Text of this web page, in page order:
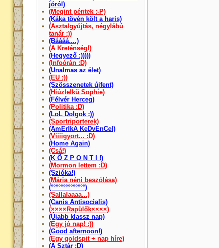
jóról)
(Megint péntek :-P)
(Káka tövén költ a haris)
(Asztalgyújtás, négylábú
tanár :))
(Báááá....)
(A Kreténség!)
(Hegyező :)))))
(Infoórán :D)
(Unalmas az élet)
(EU :))
(Szösszenetek újfent)
(Hiúzlelkű Sophie)
(Félvér Herceg)
(Politika :D)
(LoL Dolgok :))
(Sportriporterek)
(AmErIkA KeDvEnCeI)
(Viiiigyort... :D)
(Home Again)
(Csá!)
(K Ö Z P O N T I !)
(Mormon lettem :D)
(Szióka!)
(Mária néni beszólása)
(°°°°°°°°°°°°°°)
(Sallalaaaa...)
(Canis Antisocialis)
(××××Rapülők××××)
(Újabb klassz nap)
(Egy jó nap! :))
(Good afternoon!)
(Egy goldspit + nap híre)
(A Sztár :D)